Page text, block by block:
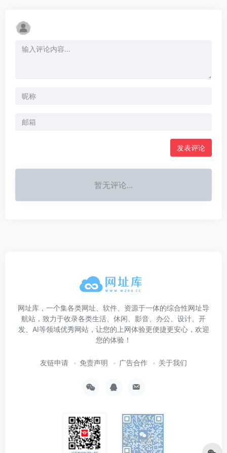
发表评论
暂无评论...
网址库，一个集各类网址、软件、资源于一体的综合性网址导
航站，致力于收录各类生活、休闲、影音、办公、设计、开
发、AI等领域优秀网站，让您的上网体验更便捷更安心，欢迎
您的体验！
友链申请 免责声明 广告合作 关于我们